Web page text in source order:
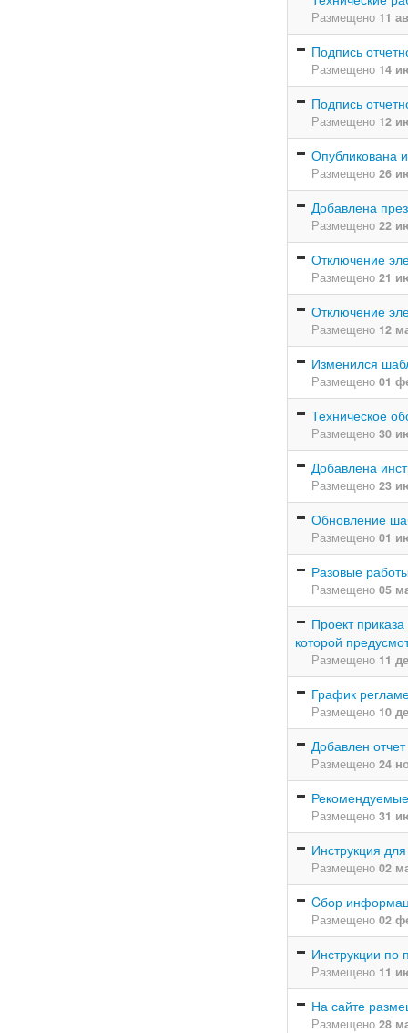
Размещено 11
Подпись
Размещено 14
Подпись
Размещено 12
Опубликована
Размещено 26
Добавлена
Размещено 22
Отключение
Размещено 21
Отключение
Размещено 12
Изменился
Размещено 01
Техническое
Размещено 30
Добавлена
Размещено 23
Обновление
Размещено 01
Разовые
Размещено 05
Проект
которой
Размещено 11
График
Размещено 10
Добавлен
Размещено 24
Размещено 31
Инструкция
Размещено 02
Cбор
Размещено 02
Инструкции по
Размещено 11
На сайте
Размещено 28